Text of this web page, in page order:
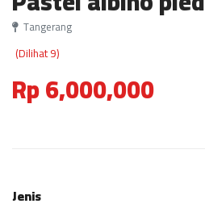
Tangerang
(Dilihat 9)
Rp 6,000,000
Jenis